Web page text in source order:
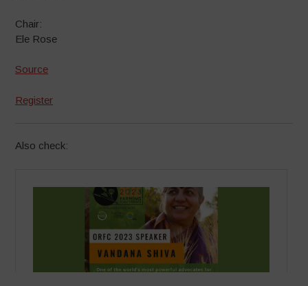
Chair:
Ele Rose
Source
Register
Also check: